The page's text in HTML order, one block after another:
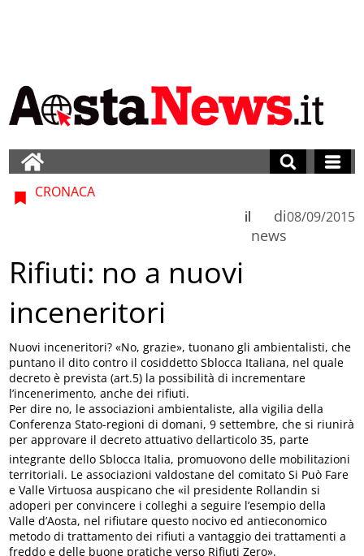
CRONACA
di
news
il 08/09/2015
Rifiuti: no a nuovi
inceneritori
Nuovi inceneritori? «No, grazie», tuonano gli ambientalisti, che
puntano il dito contro il cosiddetto Sblocca Italiana, nel quale
decreto è prevista (art.5) la possibilità di incrementare
l’incenerimento, anche dei rifiuti.
Per dire no, le associazioni ambientaliste, alla vigilia della
Conferenza Stato-regioni di domani, 9 settembre, che si riunirà
per approvare il decreto attuativo dellarticolo 35, parte
integrante dello Sblocca Italia, promuovono delle mobilitazioni
territoriali. Le associazioni valdostane del comitato Si Può Fare
e Valle Virtuosa auspicano che «il presidente Rollandin si
adoperi per convincere i colleghi a seguire l’esempio della
Valle d’Aosta, nel rifiutare questo nocivo ed antieconomico
metodo di trattamento dei rifiuti a vantaggio dei trattamenti a
freddo e delle buone pratiche verso Rifiuti Zero».